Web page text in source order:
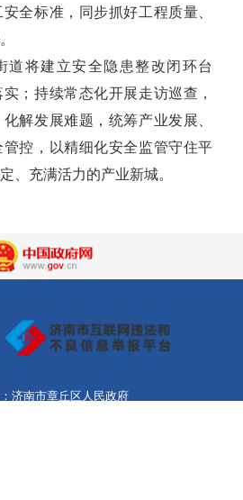
全标准，同步抓好工程质量、
道将建立安全隐患整改闭环台
；持续常态化开展走访巡查，
解发展难题，统筹产业发展、
控，以精细化安全监管守住平
、充满活力的产业新城。
济南市章丘区人民政府